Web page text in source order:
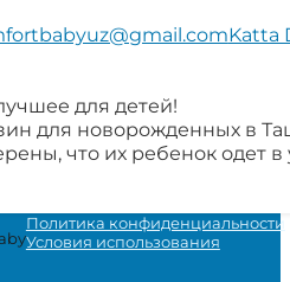
Katta
Instagram
в Telegram
нами в YouTube
для детей!
для новорожденных в
что их ребенок одет
Политика конфиденциальности
Условия использования